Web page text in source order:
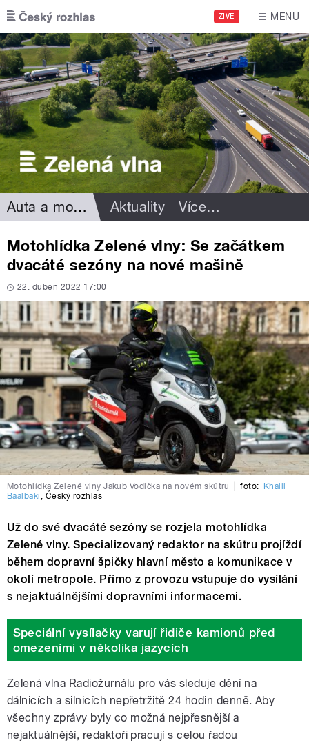
Přejít k hlavnímu obsahu
ŽIVĚ MENU
Auta a motorismus Aktuality Více…
Motohlídka Zelené vlny: Se začátkem
dvacáté sezóny na nové mašině
22. duben 2022 17:00
Motohlídka Zelené vlny Jakub Vodička na novém skútru foto:
Khalil
Baalbaki , Český rozhlas
Už do své dvacáté sezóny se rozjela motohlídka
Zelené vlny. Specializovaný redaktor na skútru projíždí
během dopravní špičky hlavní město a komunikace v
okolí metropole. Přímo z provozu vstupuje do vysílání
s nejaktuálnějšími dopravními informacemi.
Speciální vysílačky varují řidiče kamionů před
omezeními v několika jazycích
Zelená vlna Radiožurnálu pro vás sleduje dění na
dálnicích a silnicích nepřetržitě 24 hodin denně. Aby
všechny zprávy byly co možná nejpřesnější a
nejaktuálnější, redaktoři pracují s celou řadou